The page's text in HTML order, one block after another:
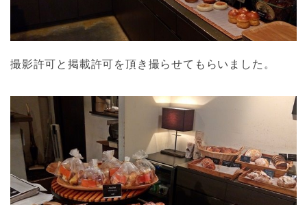
撮影許可と掲載許可を頂き撮らせてもらいました。